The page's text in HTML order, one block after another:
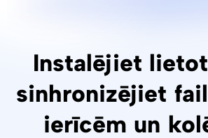
Instalējiet
sinhronizējiet
ierīcēm un